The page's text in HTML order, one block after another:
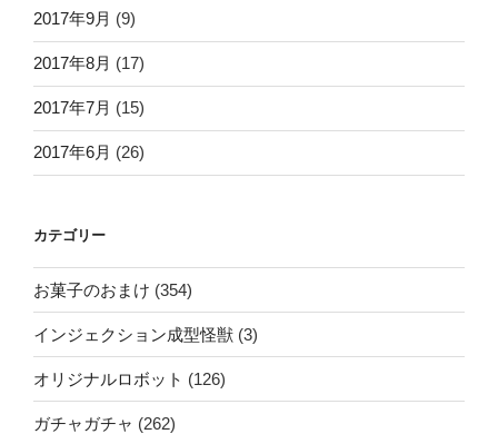
2017年9月 (9)
2017年8月 (17)
2017年7月 (15)
2017年6月 (26)
カテゴリー
お菓子のおまけ (354)
インジェクション成型怪獣 (3)
オリジナルロボット (126)
ガチャガチャ (262)